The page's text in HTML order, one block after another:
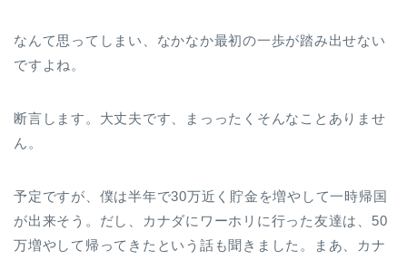
なんて思ってしまい、なかなか最初の一歩が踏み出せない
ですよね。
断言します。大丈夫です、まっったくそんなことありませ
ん。
予定ですが、僕は半年で30万近く貯金を増やして一時帰国
が出来そう。だし、カナダにワーホリに行った友達は、50
万増やして帰ってきたという話も聞きました。まあ、カナ